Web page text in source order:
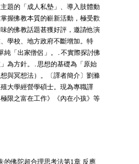
題的「成人私墊」、導入肢體動
握佛教本質的嶄新活動，極受歡
的佛教話題甚獲好評，邀請他演
學校、地方政府不斷增加。特
純「出家僧侶」。․不實際探討佛
為方針。․思想的基礎為「原始
與冥想法）。〔譯者簡介〕劉滌
大學經營學碩士。現為專職譯
限之富在工作》《內在小孩》等
的佛陀超合理思考法第1章 反應